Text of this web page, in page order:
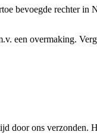
bevoegde rechter in
een overmaking.
door ons